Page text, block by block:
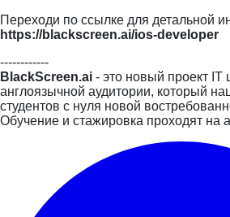
Переходи по ссылке для детальной
https://blackscreen.ai/ios-developer
------------
BlackScreen.ai - это новый проект
англоязычной аудитории, который
студентов с нуля новой
Обучение и стажировка проходят на